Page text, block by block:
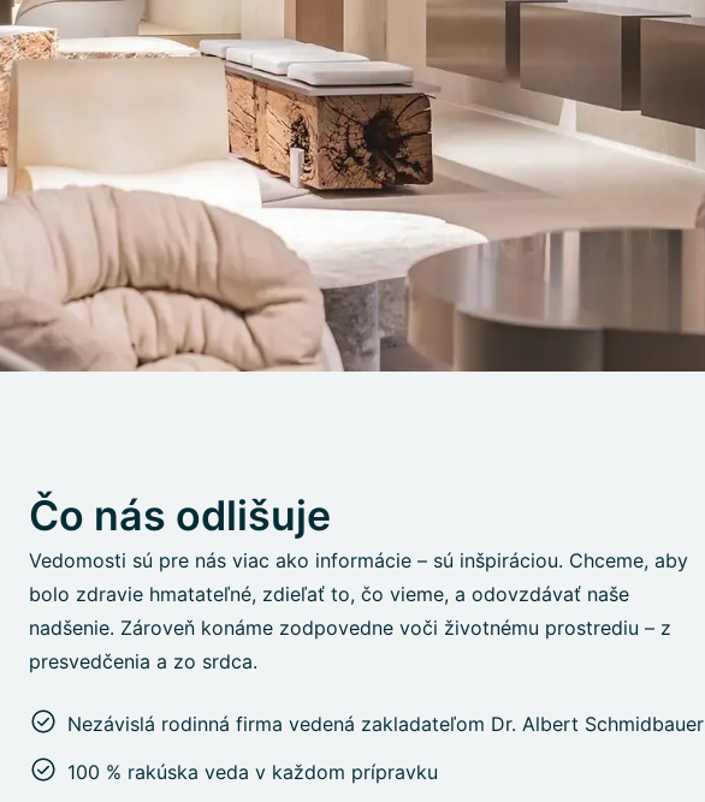
Čo nás odlišuje
Vedomosti sú pre nás viac ako informácie – sú inšpiráciou. Chceme, aby
bolo zdravie hmatateľné, zdieľať to, čo vieme, a odovzdávať naše
nadšenie. Zároveň konáme zodpovedne voči životnému prostrediu – z
presvedčenia a zo srdca.
Nezávislá rodinná firma vedená zakladateľom Dr. Albert Schmidbauer
100 % rakúska veda v každom prípravku